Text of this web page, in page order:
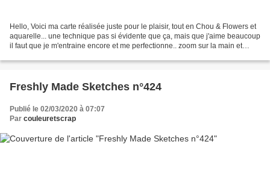
Hello, Voici ma carte réalisée juste pour le plaisir, tout en Chou & Flowers et
aquarelle... une technique pas si évidente que ça, mais que j'aime beaucoup
il faut que je m'entraine encore et me perfectionne.. zoom sur la main et
Freshly Made Sketches n°424
Publié le 02/03/2020 à 07:07
Par couleuretscrap